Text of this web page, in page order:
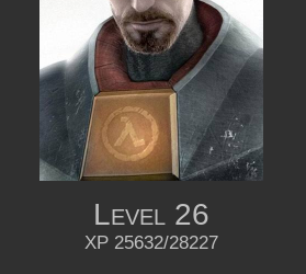
Level 26
XP 25632/28227